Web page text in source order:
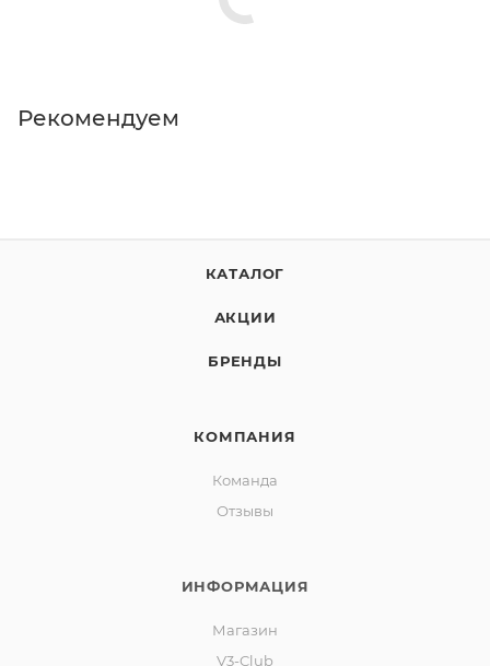
Рекомендуем
КАТАЛОГ
АКЦИИ
БРЕНДЫ
КОМПАНИЯ
Команда
Отзывы
ИНФОРМАЦИЯ
Магазин
V3-Club